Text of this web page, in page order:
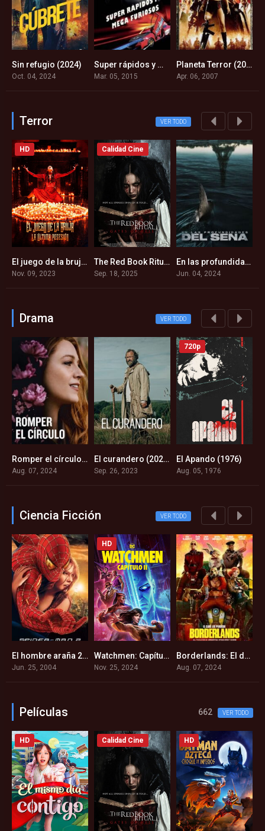
5.1
Sin refugio (2024)
Oct. 04, 2024
4.2
Super rápidos y mega furiosos (Comedia, 2015)
Mar. 05, 2015
7Planeta Terror (2007)
Apr. 06, 2007
Terror VER TODO
3.5
HD
El juego de la bruja: La última posesión (2023)
Nov. 09, 2023
5.1
Calidad Cine
The Red Book Ritual: Gates of Hell (2025)
Sep. 18, 2025
5.2En las profundidades del Sena (2024)
Jun. 04, 2024
Drama VER TODO
6.4Romper el círculo (2024)
Aug. 07, 2024
7.5El curandero (2023)
Sep. 26, 2023
7.6
720p
El Apando (1976)
Aug. 05, 1976
Ciencia Ficción VER TODO
7.5El hombre araña 2 (2004)
Jun. 25, 2004
7
HD
Watchmen: Capítulo 2 (2024)
Nov. 25, 2024
4.6Borderlands: El destino del universo está en juego (2024)
Aug. 07, 2024
Películas 662 VER TODO
HD Calidad Cine HD